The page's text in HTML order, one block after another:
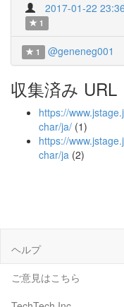
2017-01-22
1
1 @geneneg001
収集済み URL
https://
char/ja/ (1)
https://
char/ja (2)
ヘルプ
ご意見はこちら